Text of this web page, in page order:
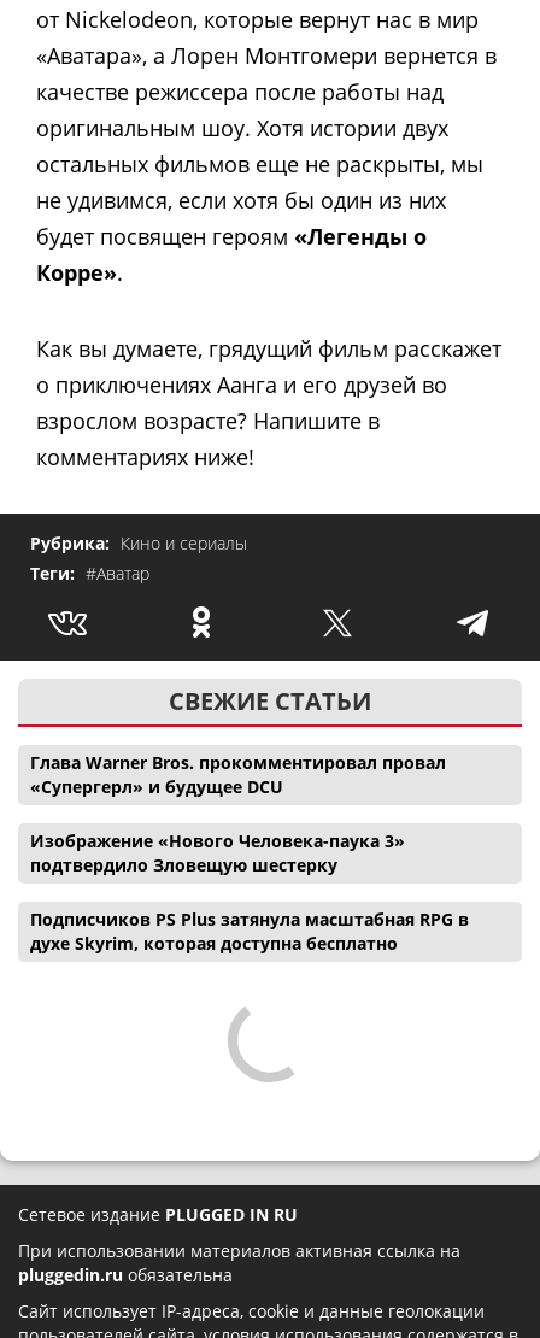
от Nickelodeon, которые вернут нас в мир
«Аватара», а Лорен Монтгомери вернется в
качестве режиссера после работы над
оригинальным шоу. Хотя истории двух
остальных фильмов еще не раскрыты, мы
не удивимся, если хотя бы один из них
будет посвящен героям «Легенды о
Корре».
Как вы думаете, грядущий фильм расскажет
о приключениях Аанга и его друзей во
взрослом возрасте? Напишите в
комментариях ниже!
Рубрика: Кино и сериалы
Теги: #Аватар
СВЕЖИЕ СТАТЬИ
Глава Warner Bros. прокомментировал провал
«Супергерл» и будущее DCU
Изображение «Нового Человека-паука 3»
подтвердило Зловещую шестерку
Подписчиков PS Plus затянула масштабная RPG в
духе Skyrim, которая доступна бесплатно
Сетевое издание PLUGGED IN RU
При использовании материалов активная ссылка на
pluggedin.ru обязательна
Сайт использует IP-адреса, cookie и данные геолокации